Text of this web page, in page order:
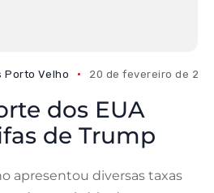
Porto Velho 20 de fevereiro de
dos EUA
de Trump
apresentou diversas taxas